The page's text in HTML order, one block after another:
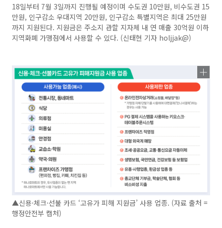
18일부터 7월 3일까지 진행될 예정이며 수도권 10만원, 비수도권 15
만원, 인구감소 우대지역 20만원, 인구감소 특별지역은 최대 25만원
까지 지원된다. 지원금은 주소지 관할 지자체 내 연 매출 30억원 이하
지역화폐 가맹점에서 사용할 수 있다. (신태현 기자 holjjak@)
▲신용·체크·선불 카드 ‘고유가 피해 지원금’ 사용 업종. (자료 출처 =
행정안전부 캡처)